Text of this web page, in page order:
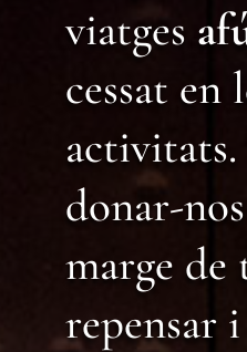
viatges
cessat en
donar-
marge de
repensar